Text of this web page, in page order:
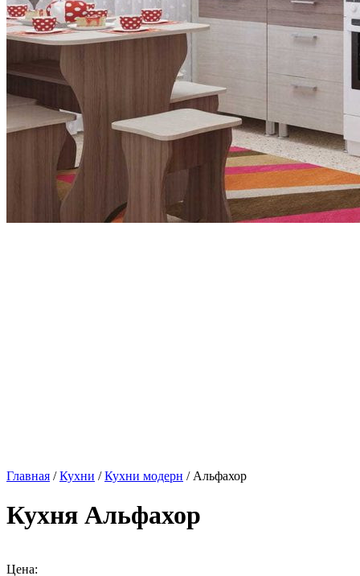
Главная /Кухни /Кухни модерн / Альфахор
Кухня Альфахор
Цена: